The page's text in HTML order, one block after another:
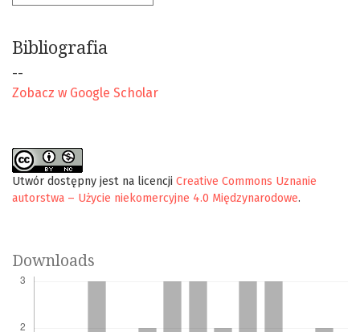
Bibliografia
--
Zobacz w Google Scholar
Utwór dostępny jest na licencji Creative Commons Uznanie
autorstwa – Użycie niekomercyjne 4.0 Międzynarodowe.
Downloads